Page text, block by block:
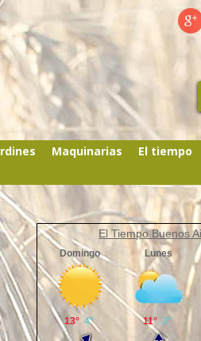
Maquinarias El tiempo
El Tiempo Buenos